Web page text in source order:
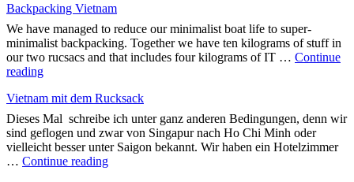
of
Vietnam"
Backpacking Vietnam
We have managed to reduce our minimalist boat life to super-
minimalist backpacking. Together we have ten kilograms of stuff in
our two rucsacs and that includes four kilograms of IT … Continue
reading"Backpacking
Vietnam mit dem Rucksack
Dieses Mal schreibe ich unter ganz anderen Bedingungen, denn wir
sind geflogen und zwar von Singapur nach Ho Chi Minh oder
vielleicht besser unter Saigon bekannt. Wir haben ein Hotelzimmer
… Continue reading"Vietnam